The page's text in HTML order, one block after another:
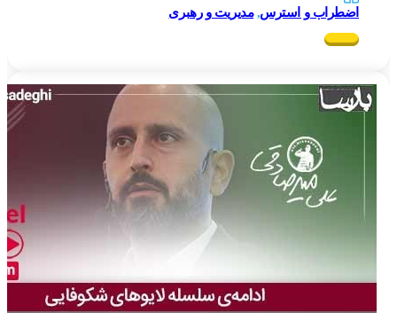
اضطراب و استرس, مدیریت و رهبری